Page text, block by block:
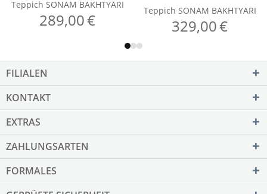
FILIALEN
KONTAKT
EXTRAS
ZAHLUNGSARTEN
FORMALES